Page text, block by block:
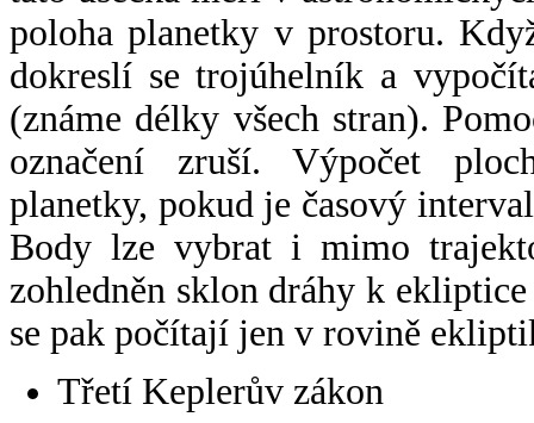
poloha planetky v prostoru.
dokreslí se trojúhelník a
(známe délky všech stran).
označení zruší. Výpočet
planetky, pokud je časový
Body lze vybrat i mimo
zohledněn sklon dráhy k
se pak počítají jen v rovině
Třetí Keplerův zákon